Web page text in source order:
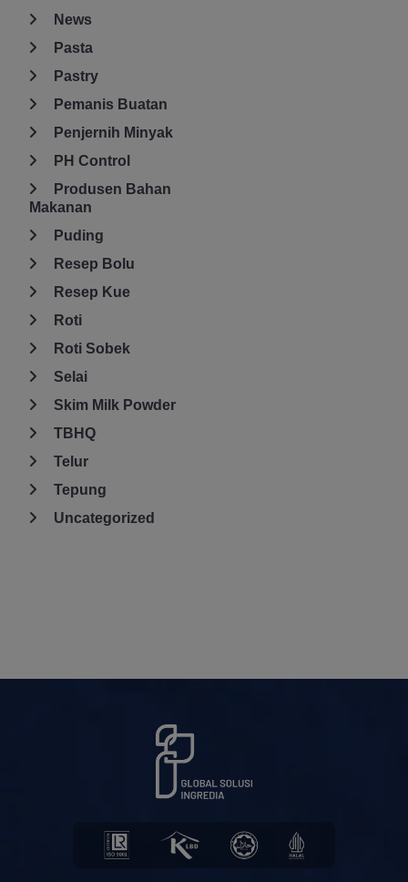
News
Pasta
Pastry
Pemanis Buatan
Penjernih Minyak
PH Control
Produsen Bahan
Makanan
Puding
Resep Bolu
Resep Kue
Roti
Roti Sobek
Selai
Skim Milk Powder
TBHQ
Telur
Tepung
Uncategorized